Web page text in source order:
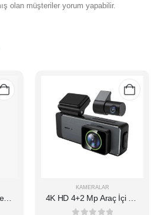
olan müşteriler yorum yapabilir.
KAMERALAR
4K HD 4+2 Mp Araç İçi Ön
Ve Arka Kamera Dashcam